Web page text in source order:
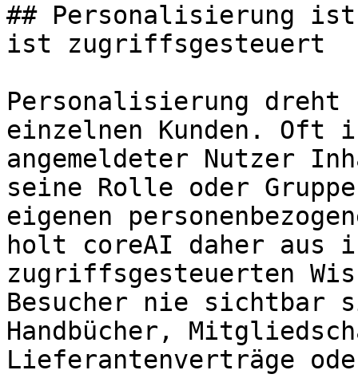
## Personalisierung
ist zugriffsgesteuert
Personalisierung
einzelnen Kunden.
angemeldeter Nutzer
seine Rolle oder
eigenen
holt coreAI daher aus
zugriffsgesteuerten
Besucher nie sichtbar
Handbücher,
Lieferantenverträge